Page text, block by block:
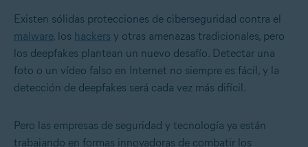
Existen sólidas protecciones de ciberseguridad contra el
malware, los hackers y otras amenazas tradicionales, pero
los deepfakes plantean un nuevo desafío. Detectar una
foto o un vídeo falso en Internet no siempre es fácil, y la
detección de deepfakes será cada vez más difícil.
Pero las empresas de seguridad y tecnología ya están
trabajando en formas innovadoras de combatir los